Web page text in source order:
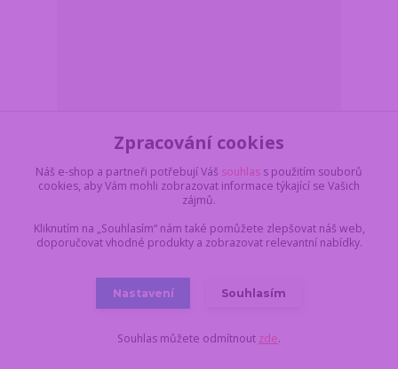
ouška a tlapky
164 Kč
bez DPH
vše objednané a
uhrazené do pondělí
v úterý. Skladem 10 ks
Zpracování cookies
Náš e-shop a partneři potřebují Váš souhlas s použitím souborů
cookies, aby Vám mohli zobrazovat informace týkající se Vašich
zájmů.
Kliknutím na „Souhlasím“ nám také pomůžete zlepšovat náš web,
doporučovat vhodné produkty a zobrazovat relevantní nabídky.
Nastavení Souhlasím
Souhlas můžete odmítnout zde.